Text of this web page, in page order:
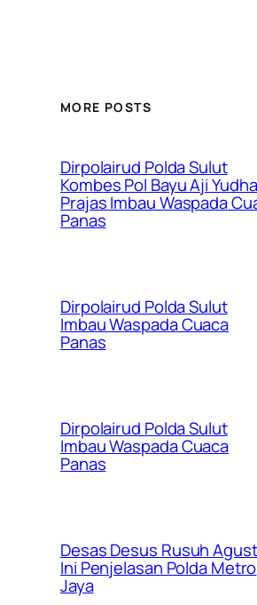
MORE POSTS
Dirpolairud Polda Sulut
Kombes Pol Bayu Aji Yudha
Prajas Imbau Waspada
Panas
Dirpolairud Polda Sulut
Imbau Waspada Cuaca
Panas
Dirpolairud Polda Sulut
Imbau Waspada Cuaca
Panas
Desas Desus Rusuh
Ini Penjelasan Polda Metro
Jaya